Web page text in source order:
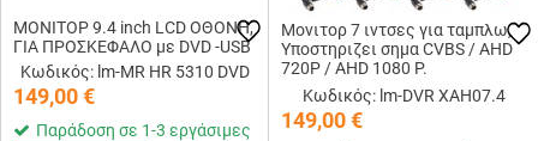
ΜΟΝΙΤΟΡ 9.4 inch LCD ΟΘΟΝΗ,
ΓΙΑ ΠΡΟΣΚΕΦΑΛΟ με DVD -USB
Κωδικός: lm-MR HR 5310 DVD
149,00€
Παράδοση σε 1-3 εργάσιμες
Μονιτορ 7 ιντσες για ταμπλω,
Υποστηριζει σημα CVBS / AHD
720P / AHD 1080 P.
Περιλαμβανει διαχωριστή
εικόνας εως 4 καμερες.
Συνδεση καμερων με 4 p...
Κωδικός: lm-DVR XAH07.4
149,00€